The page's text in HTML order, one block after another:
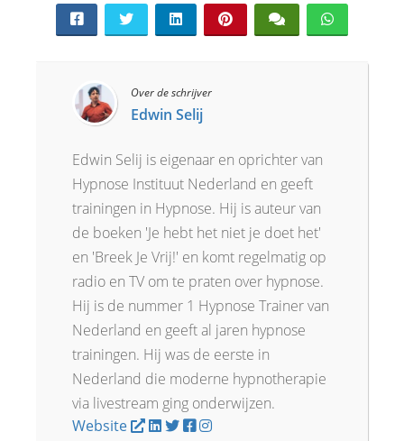
Over de schrijver
Edwin Selij
Edwin Selij is eigenaar en oprichter van
Hypnose Instituut Nederland en geeft
trainingen in Hypnose. Hij is auteur van
de boeken 'Je hebt het niet je doet het'
en 'Breek Je Vrij!' en komt regelmatig op
radio en TV om te praten over hypnose.
Hij is de nummer 1 Hypnose Trainer van
Nederland en geeft al jaren hypnose
trainingen. Hij was de eerste in
Nederland die moderne hypnotherapie
via livestream ging onderwijzen.
Website